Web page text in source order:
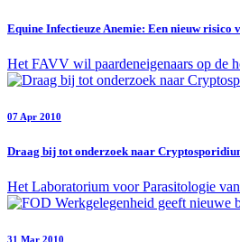
Equine Infectieuze Anemie: Een nieuw risico
Het FAVV wil paardeneigenaars op de
07 Apr 2010
Draag bij tot onderzoek naar
Het Laboratorium voor Parasitologie
31 Mar 2010